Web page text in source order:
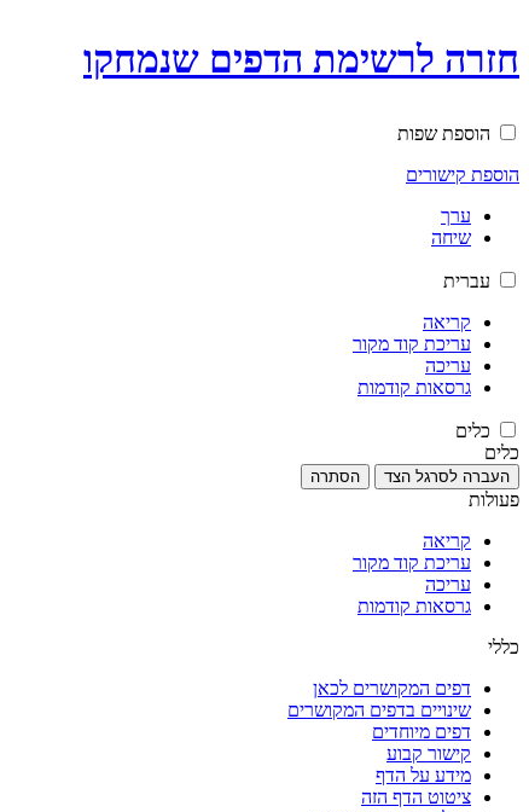
חזרה לרשימת הדפים שנמחקו
הוספת שפות
הוספת קישורים
ערך
שיחה
עברית
קריאה
עריכת קוד מקור
עריכה
גרסאות קודמות
כלים
כלים
העברה לסרגל הצד הסתרה
פעולות
קריאה
עריכת קוד מקור
עריכה
גרסאות קודמות
כללי
דפים המקושרים לכאן
שינויים בדפים המקושרים
דפים מיוחדים
קישור קבוע
מידע על הדף
ציטוט הדף הזה